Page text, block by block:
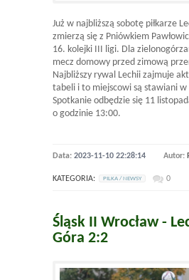
Już w najbliższą sobotę piłkarze
zmierzą się z Pniówkiem
16. kolejki III ligi. Dla
mecz domowy przed zimową
Najbliższy rywal Lechii zajmuje
tabeli i to miejscowi są stawiani
Spotkanie odbędzie się 11
o godzinie 13:00.
Data: 2023-11-10 22:28:14 Autor:
KATEGORIA: PILKA / NEWSY 0
Śląsk II Wrocław -
Góra 2:2